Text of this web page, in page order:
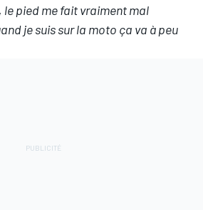
pied me fait vraiment mal
je suis sur la moto ça va à peu